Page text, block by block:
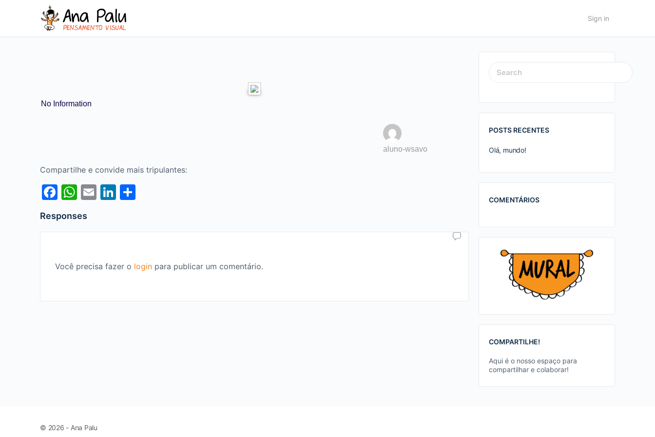
Sign in
No Information
aluno-wsavo
Compartilhe e convide mais tripulantes:
Facebook
WhatsApp
EmailLinkedIn
Responses
Você precisa fazer o login para publicar um comentário.
SEARCH
FOR:
POSTS RECENTES
Olá, mundo!
COMENTÁRIOS
COMPARTILHE!
Aqui é o nosso espaço para
compartilhar e colaborar!
© 2026 - Ana Palu